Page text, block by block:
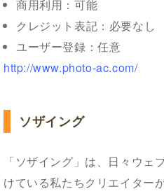
商用利用：可能
クレジット表記：必要なし
ユーザー登録：任意
http://www.photo-ac.com/
ソザイング
「ソザイング」は、日々ウェ
けている私たちクリエイター